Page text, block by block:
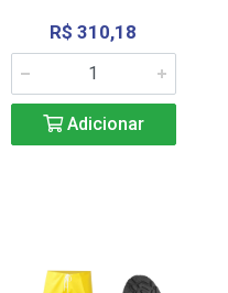
R$ 310,18
Adicionar